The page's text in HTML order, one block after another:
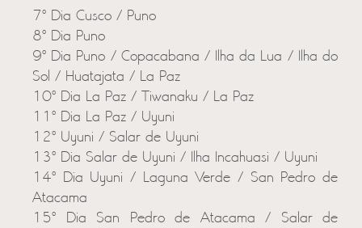
7º Dia Cusco / Puno
8º Dia Puno
9º Dia Puno / Copacabana / Ilha da Lua / Ilha do
Sol / Huatajata / La Paz
10º Dia La Paz / Tiwanaku / La Paz
11º Dia La Paz / Uyuni
12º Uyuni / Salar de Uyuni
13º Dia Salar de Uyuni / Ilha Incahuasi / Uyuni
14º Dia Uyuni / Laguna Verde / San Pedro de
Atacama
15º Dia San Pedro de Atacama / Salar de